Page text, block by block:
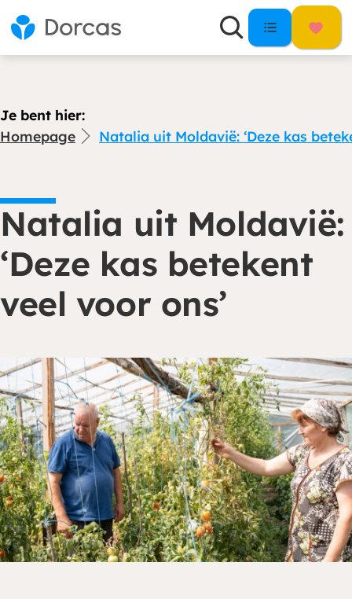
Je bent hier:
Homepage
Natalia uit Moldavië: ‘Deze kas
Natalia uit Moldavië:
‘Deze kas betekent
veel voor ons’
Je kunt eenmalig of periodiek doneren via
onze website. Ga naar de donatiepagina en
kies het thema of land waar je aan wilt
bijdragen. Periodiek schenken biedt ook
belastingvoordeel.